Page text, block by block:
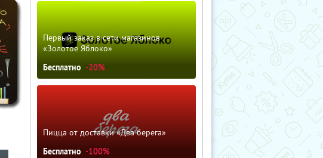
Первый заказ в сети магазинов
«Золотое Яблоко»
Бесплатно -20%
Пицца от доставки «Два берега»
Бесплатно -100%